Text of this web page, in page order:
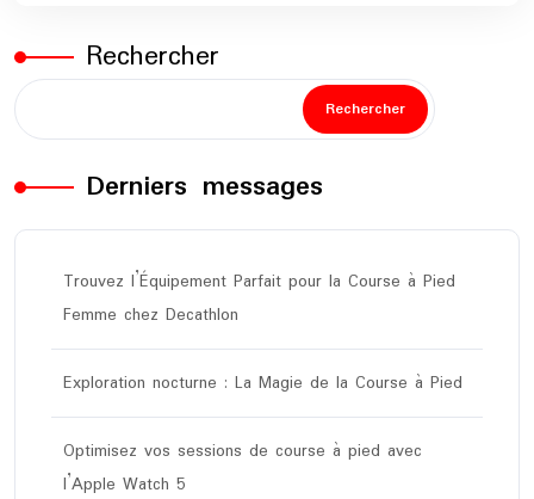
Rechercher
Rechercher
Derniers messages
Trouvez l’Équipement Parfait pour la Course à Pied
Femme chez Decathlon
Exploration nocturne : La Magie de la Course à Pied
Optimisez vos sessions de course à pied avec
l’Apple Watch 5